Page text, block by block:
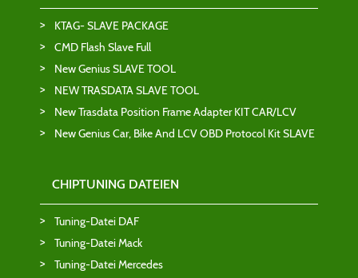
KTAG- SLAVE PACKAGE
CMD Flash Slave Full
New Genius SLAVE TOOL
NEW TRASDATA SLAVE TOOL
New Trasdata Position Frame Adapter KIT CAR/LCV
New Genius Car, Bike And LCV OBD Protocol Kit SLAVE
CHIPTUNING DATEIEN
Tuning-Datei DAF
Tuning-Datei Mack
Tuning-Datei Mercedes